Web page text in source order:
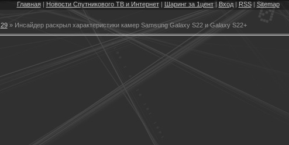
Главная| Новости Спутникового ТВ и Интернет| Шаринг за 1цент|Вход| RSS| Sitemap
29» Инсайдер раскрыл характеристики камер Samsung Galaxy S22 и Galaxy S22+